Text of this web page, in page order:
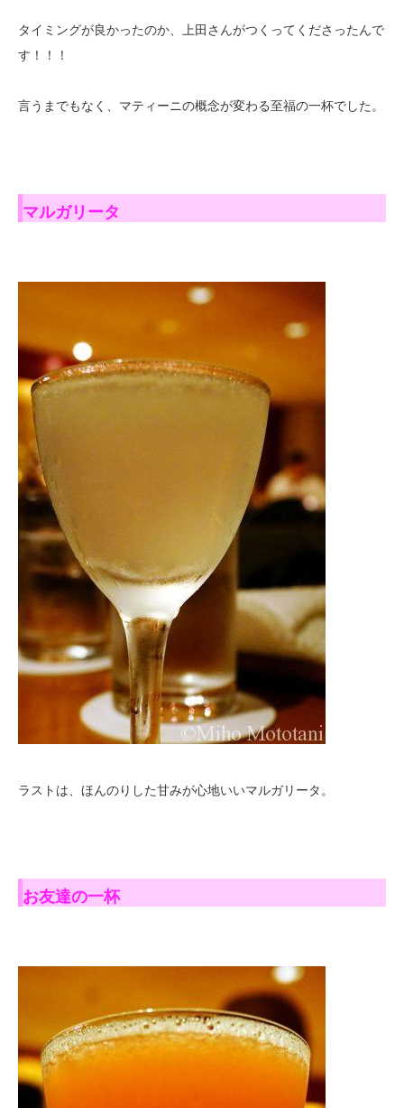
タイミングが良かったのか、上田さんがつくってくださったんで
す！！！
言うまでもなく、マティーニの概念が変わる至福の一杯でした。
マルガリータ
ラストは、ほんのりした甘みが心地いいマルガリータ。
お友達の一杯